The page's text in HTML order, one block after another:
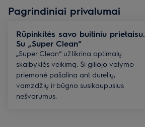
Pagrindiniai privalumai
Rūpinkitės savo buitiniu prietaisu.
Su „Super Clean“
„Super Clean“ užtikrina optimalų
skalbyklės veikimą. Ši giliojo valymo
priemonė pašalina ant durelių,
vamzdžių ir būgno susikaupusius
nešvarumus.